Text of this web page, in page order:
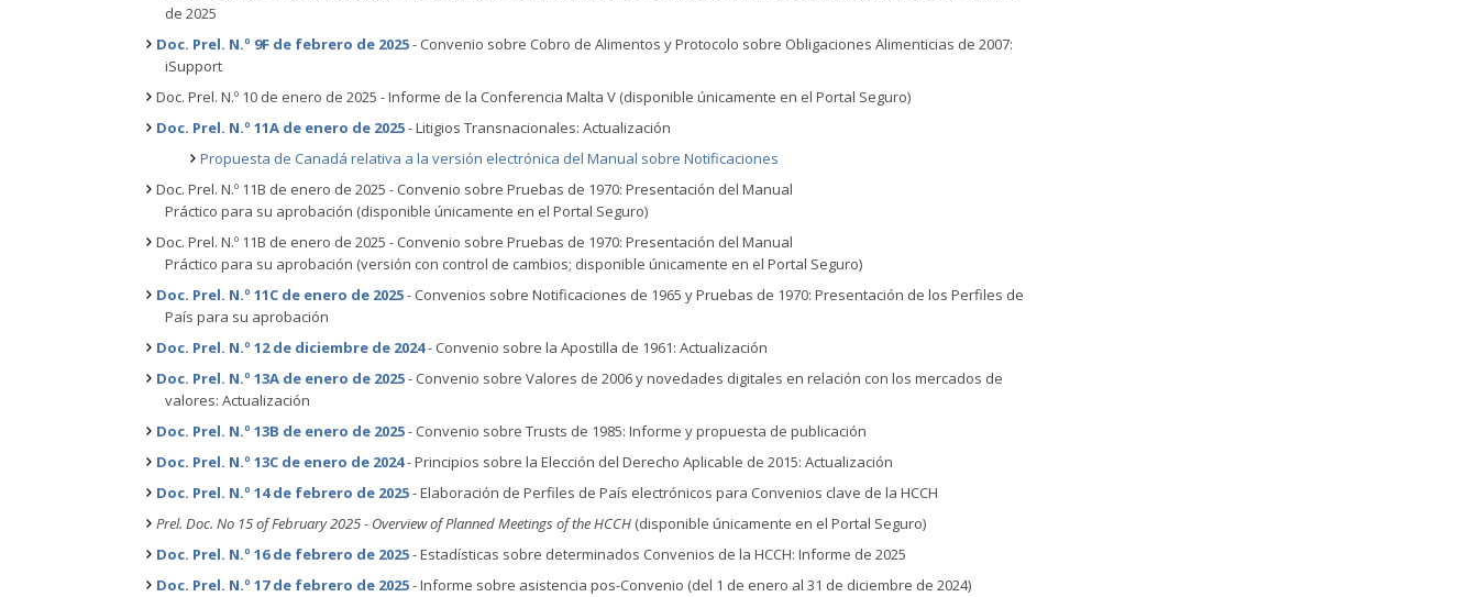
de 2025
Doc. Prel. N.º 9F de febrero de 2025- Convenio sobre Cobro de Alimentos y Protocolo sobre Obligaciones Alimenticias de 2007:
iSupport
Doc. Prel. N.º 10 de enero de 2025 - Informe de la Conferencia Malta V (disponible únicamente en el Portal Seguro)
Doc. Prel. N.º 11A de enero de 2025- Litigios Transnacionales: Actualización
Propuesta de Canadá relativa a la versión electrónica del Manual sobre Notificaciones
Doc. Prel. N.º 11B de enero de 2025 - Convenio sobre Pruebas de 1970: Presentación del Manual
Práctico para su aprobación (disponible únicamente en el Portal Seguro)
Doc. Prel. N.º 11B de enero de 2025 - Convenio sobre Pruebas de 1970: Presentación del Manual
Práctico para su aprobación (versión con control de cambios; disponible únicamente en el Portal Seguro)
Doc. Prel. N.º 11C de enero de 2025- Convenios sobre Notificaciones de 1965 y Pruebas de 1970: Presentación de los Perfiles de
País para su aprobación
Doc. Prel. N.º 12 de diciembre de 2024- Convenio sobre la Apostilla de 1961: Actualización
Doc. Prel. N.º 13A de enero de 2025- Convenio sobre Valores de 2006 y novedades digitales en relación con los mercados de
valores: Actualización
Doc. Prel. N.º 13B de enero de 2025- Convenio sobre Trusts de 1985: Informe y propuesta de publicación
Doc. Prel. N.º 13C de enero de 2024- Principios sobre la Elección del Derecho Aplicable de 2015: Actualización
Doc. Prel. N.º 14 de febrero de 2025- Elaboración de Perfiles de País electrónicos para Convenios clave de la HCCH
Prel. Doc. No 15 of February 2025 - Overview of Planned Meetings of the HCCH (disponible únicamente en el Portal Seguro)
Doc. Prel. N.º 16 de febrero de 2025- Estadísticas sobre determinados Convenios de la HCCH: Informe de 2025
Doc. Prel. N.º 17 de febrero de 2025- Informe sobre asistencia pos-Convenio (del 1 de enero al 31 de diciembre de 2024)